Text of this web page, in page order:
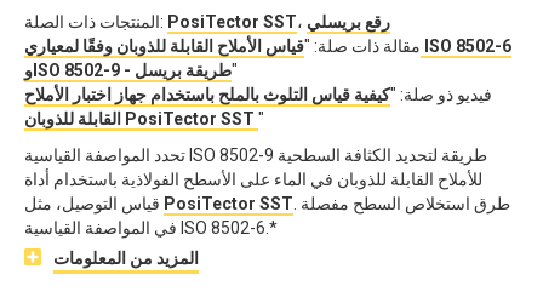
المنتجات ذات الصلة: PosiTector SST، رقع بريسلي
مقالة ذات صلة: "قياس الأملاح القابلة للذوبان وفقًا لمعياري ISO 8502-6
وISO 8502-9 - طريقة بريسل"
فيديو ذو صلة: "كيفية قياس التلوث بالملح باستخدام جهاز اختبار الأملاح
القابلة للذوبان PosiTector SST "
تحدد المواصفة القياسية ISO 8502-9 طريقة لتحديد الكثافة السطحية
للأملاح القابلة للذوبان في الماء على الأسطح الفولاذية باستخدام أداة
PosiTector SST
في المواصفة القياسية ISO 8502-6.*
المزيد من المعلومات